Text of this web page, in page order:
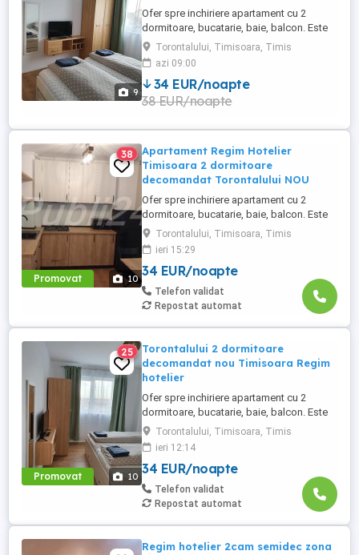
9
Ofer spre inchiriere apartament cu 2
dormitoare, bucatarie, baie, balcon. Este
complet utilat si mobilat nou, clima,
internet, tv, video interfon, masina de
spalat haine, lenjerii, prosoape,
consumabile. In incinta complexului de
apartamente se afla un supermarket si loc
Torontalului, Timisoara, Timis
azi 09:00
34 EUR/noapte
38 EUR/noapte
Promovat 10
38
Apartament Regim Hotelier
Timisoara 2 dormitoare
decomandat Torontalului NOU
Ofer spre inchiriere apartament cu 2
dormitoare, bucatarie, baie, balcon. Este
complet utilat si mobilat nou, clima,
internet, tv, video interfon masina de
spalat haine, lenjerii, prosoape,
consumabile. In incinta complexului de
apartamente se afla un supermarket si loc
de joaca pentru copii. Apartamentul ...
Torontalului, Timisoara, Timis
ieri 15:29
34 EUR/noapte
Telefon validat
Repostat automat
Promovat 10
25
Torontalului 2 dormitoare
decomandat nou Timisoara Regim
hotelier
Ofer spre inchiriere apartament cu 2
dormitoare, bucatarie, baie, balcon. Este
complet utilat si mobilat nou, clima,
internet, tv, video interfon masina de
spalat haine, lenjerii, prosoape,
consumabile. In incinta complexului de
apartamente se afla un supermarket si loc
de joaca pentru copii. Apartamentul ...
Torontalului, Timisoara, Timis
ieri 12:14
34 EUR/noapte
Telefon validat
Repostat automat
Regim hotelier 2cam semidec zona